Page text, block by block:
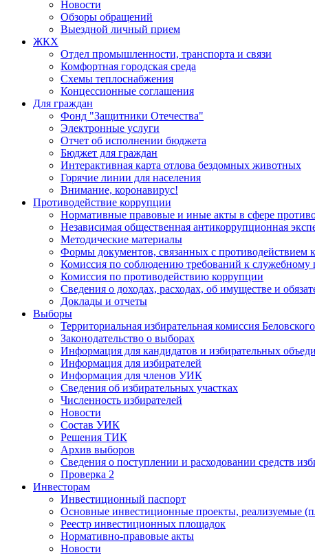
Новости
Обзоры обращений
Выездной личный прием
ЖКХ
Отдел промышленности, транспорта и связи
Комфортная городская среда
Схемы теплоснабжения
Концессионные соглашения
Для граждан
Фонд "Защитники Отечества"
Электронные услуги
Отчет об исполнении бюджета
Бюджет для граждан
Интерактивная карта отлова бездомных животных
Горячие линии для населения
Внимание, коронавирус!
Противодействие коррупции
Нормативные правовые и иные акты в сфере
Независимая общественная антикоррупционная
Методические материалы
Формы документов, связанных с противодействием
Комиссия по соблюдению требований к служебному
Комиссия по противодействию коррупции
Сведения о доходах, расходах, об имуществе и
Доклады и отчеты
Выборы
Территориальная избирательная комиссия
Законодательство о выборах
Информация для кандидатов и избирательных
Информация для избирателей
Информация для членов УИК
Сведения об избирательных участках
Численность избирателей
Новости
Состав УИК
Решения ТИК
Архив выборов
Сведения о поступлении и расходовании средств
Проверка 2
Инвесторам
Инвестиционный паспорт
Основные инвестиционные проекты, реализуемые
Реестр инвестиционных площадок
Нормативно-правовые акты
Новости